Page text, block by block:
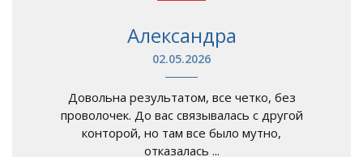
Александра
02.05.2026
Довольна результатом, все четко, без
проволочек. До вас связывалась с другой
конторой, но там все было мутно,
отказалась ...